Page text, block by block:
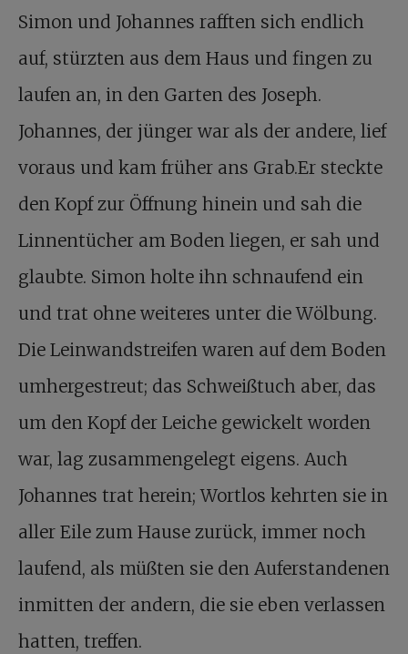
Simon und Johannes rafften sich endlich
auf, stürzten aus dem Haus und fingen zu
laufen an, in den Garten des Joseph.
Johannes, der jünger war als der andere, lief
voraus und kam früher ans Grab.Er steckte
den Kopf zur Öffnung hinein und sah die
Linnentücher am Boden liegen, er sah und
glaubte. Simon holte ihn schnaufend ein
und trat ohne weiteres unter die Wölbung.
Die Leinwandstreifen waren auf dem Boden
umhergestreut; das Schweißtuch aber, das
um den Kopf der Leiche gewickelt worden
war, lag zusammengelegt eigens. Auch
Johannes trat herein; Wortlos kehrten sie in
aller Eile zum Hause zurück, immer noch
laufend, als müßten sie den Auferstandenen
inmitten der andern, die sie eben verlassen
hatten, treffen.